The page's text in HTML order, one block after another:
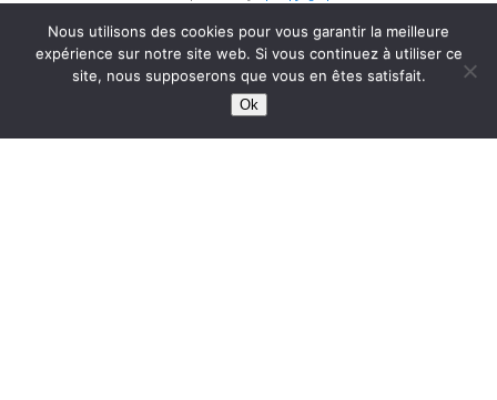
Nous utilisons des cookies pour vous garantir la meilleure
expérience sur notre site web. Si vous continuez à utiliser ce
site, nous supposerons que vous en êtes satisfait.
Ok